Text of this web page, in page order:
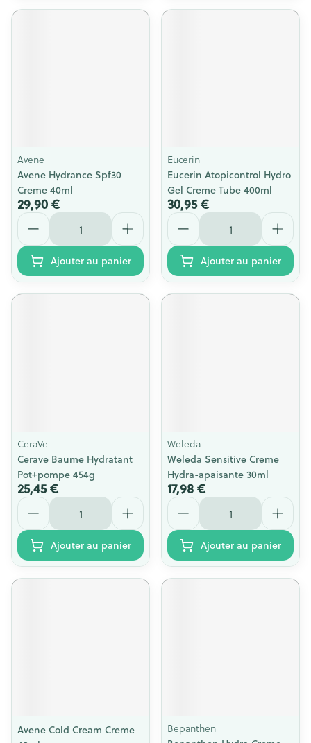
Avene
Avene Hydrance Spf30
Creme 40ml
29,90 €
Quantité
Ajouter au panier
Eucerin
Eucerin Atopicontrol Hydro
Gel Creme Tube 400ml
30,95 €
Quantité
Ajouter au panier
CeraVe
Cerave Baume Hydratant
Pot+pompe 454g
25,45 €
Quantité
Ajouter au panier
Weleda
Weleda Sensitive Creme
Hydra-apaisante 30ml
17,98 €
Quantité
Ajouter au panier
Avene Cold Cream Creme
Bepanthen